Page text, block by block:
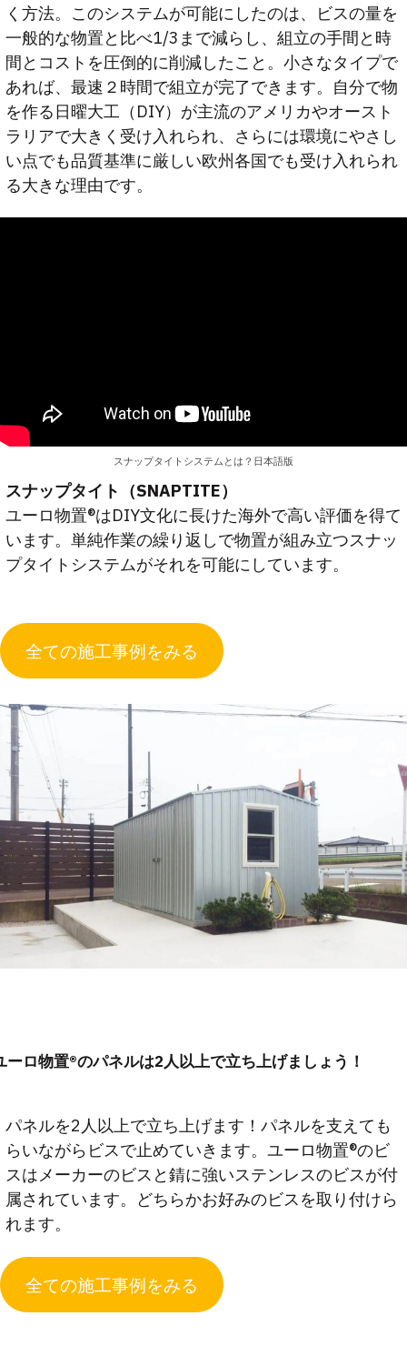
く方法。このシステムが可能にしたのは、ビスの量を
一般的な物置と比べ1/3まで減らし、組立の手間と時
間とコストを圧倒的に削減したこと。小さなタイプで
あれば、最速２時間で組立が完了できます。自分で物
を作る日曜大工（DIY）が主流のアメリカやオースト
ラリアで大きく受け入れられ、さらには環境にやさし
い点でも品質基準に厳しい欧州各国でも受け入れられ
る大きな理由です。
スナップタイトシステムとは？日本語版
スナップタイト（SNAPTITE）
ユーロ物置®はDIY文化に長けた海外で高い評価を得て
います。単純作業の繰り返しで物置が組み立つスナッ
プタイトシステムがそれを可能にしています。
全ての施工事例をみる
ーロ物置®︎のパネルは2人以上で立ち上げましょう！
パネルを2人以上で立ち上げます！パネルを支えても
らいながらビスで止めていきます。ユーロ物置®︎のビ
スはメーカーのビスと錆に強いステンレスのビスが付
属されています。どちらかお好みのビスを取り付けら
れます。
全ての施工事例をみる